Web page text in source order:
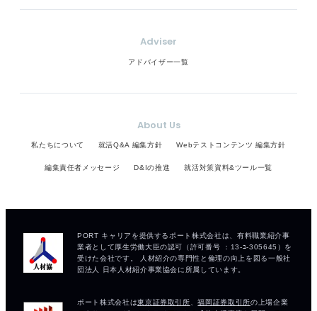
Adviser
アドバイザー一覧
About Us
私たちについて 就活Q&A 編集方針 Webテストコンテンツ 編集方針
編集責任者メッセージ D&Iの推進 就活対策資料&ツール一覧